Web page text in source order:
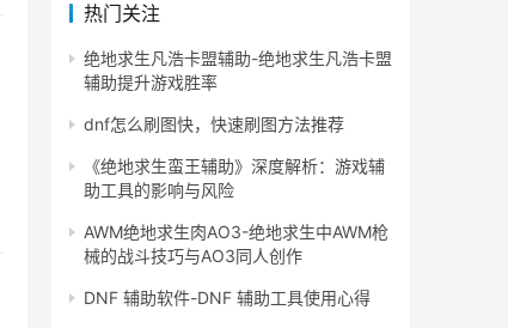
热门关注
绝地求生凡浩卡盟辅助-绝地求生凡浩卡盟
辅助提升游戏胜率
dnf怎么刷图快，快速刷图方法推荐
《绝地求生蛮王辅助》深度解析：游戏辅
助工具的影响与风险
AWM绝地求生肉AO3-绝地求生中AWM枪
械的战斗技巧与AO3同人创作
DNF 辅助软件-DNF 辅助工具使用心得